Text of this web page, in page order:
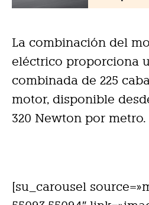
La combinación del
eléctrico proporciona
combinada de 225
motor, disponible
320 Newton por metro.
[su_carousel